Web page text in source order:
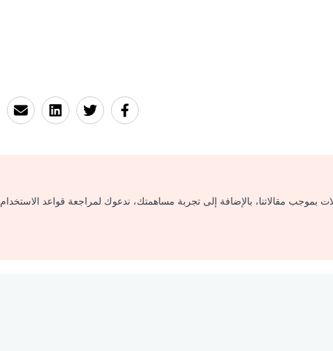
بموجب مقالاتنا، بالإضافة إلى تجربة مساهمتك، ندعوك لمراجعة قواعد الاستخدام